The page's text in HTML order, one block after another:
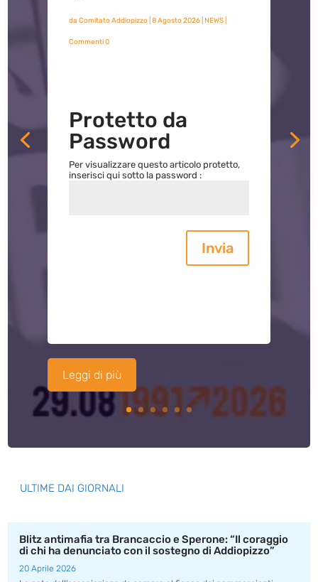
da Comitato Addiopizzo| 8 Agosto 2026| NEWS|
Commenti 0
Protetto da
Password
Per visualizzare questo articolo protetto,
inserisci qui sotto la password :
Invia
Leggi di più
ULTIME DAI GIORNALI
Blitz antimafia tra Brancaccio e Sperone: “Il coraggio
di chi ha denunciato con il sostegno di Addiopizzo”
20 Aprile 2026